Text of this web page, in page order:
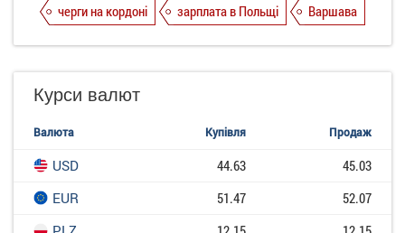
черги на кордоні
зарплата в Польщі Варшава
Курси валют
Валюта Купівля Продаж
USD 44.63
45.03
EUR
51.47
52.07